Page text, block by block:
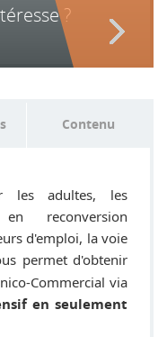
?
Contenu
les adultes, les
reconversion
d'emploi, la voie
permet d'obtenir
Commercial via
en seulement